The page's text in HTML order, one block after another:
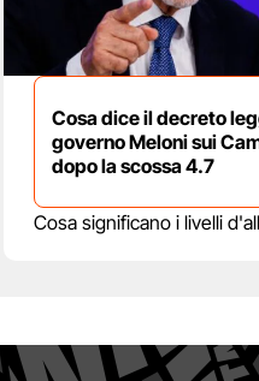
Cosa dice il decreto
governo Meloni sui
dopo la scossa 4.7
Cosa significano i livelli